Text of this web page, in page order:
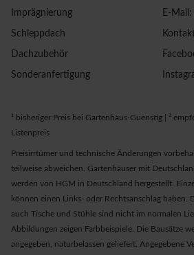
Imprägnierung
Schleppdach
Dachzubehör
Sonderanfertigung
E-
¹ bisheriger Preis bei Gartenhaus-Guenstig | ²
Listenpreis
Preisirrtümer und technische Änderungen
teilweise abweichen. Gartenhäuser mit
werden von HGM in Deutschland hergestellt.
können einen Links- oder Rechtsanschlag haben.
auch Tische und Stühle sind nicht im normalen
Abbildungen zeigen Farbbeispiele. Die Bausätze
angegeben, naturbelassen geliefert. Angegebene